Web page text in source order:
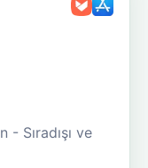
- Sıradışı ve